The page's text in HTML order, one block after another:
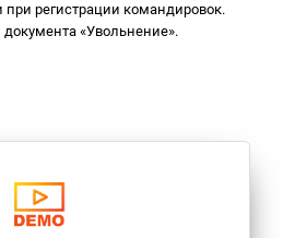
регистрации командировок.
«Увольнение».